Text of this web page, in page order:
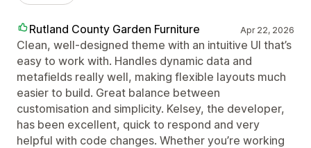
Rutland County Garden Furniture Apr 22, 2026
Clean, well-designed theme with an intuitive UI that’s
easy to work with. Handles dynamic data and
metafields really well, making flexible layouts much
easier to build. Great balance between
customisation and simplicity. Kelsey, the developer,
has been excellent, quick to respond and very
helpful with code changes. Whether you’re working